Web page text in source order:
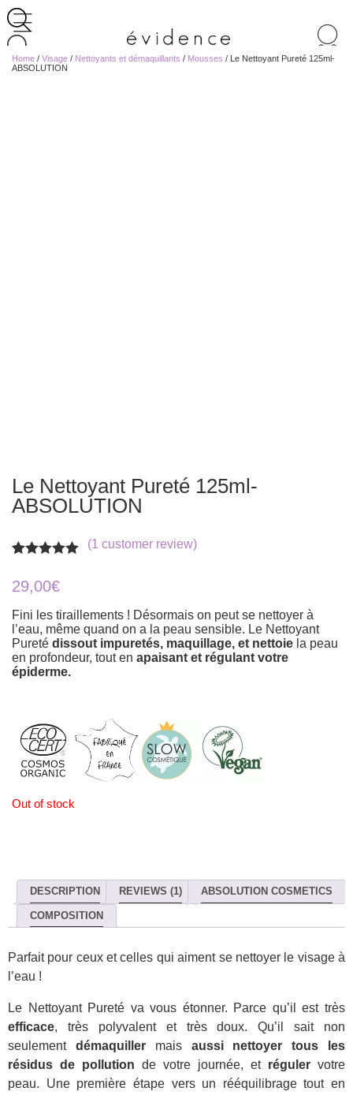
de
produits
Home / Visage / Nettoyants et démaquillants / Mousses / Le Nettoyant Pureté 125ml-
ABSOLUTION
Le Nettoyant Pureté 125ml-
ABSOLUTION
out of 5
based on
rating
(1 customer review)
29,00€
Fini les tiraillements ! Désormais on peut se nettoyer à
l’eau, même quand on a la peau sensible. Le Nettoyant
Pureté dissout impuretés, maquillage, et nettoie la peau
en profondeur, tout en apaisant et régulant votre
épiderme.
Out of stock
DESCRIPTION REVIEWS (1) ABSOLUTION COSMETICS
COMPOSITION
Parfait pour ceux et celles qui aiment se nettoyer le visage à
l’eau !
Le Nettoyant Pureté va vous étonner. Parce qu’il est très
efficace, très polyvalent et très doux. Qu’il sait non
seulement démaquillermais aussi nettoyer tous les
résidus de pollution de votre journée, et réguler votre
peau. Une première étape vers un rééquilibrage tout en